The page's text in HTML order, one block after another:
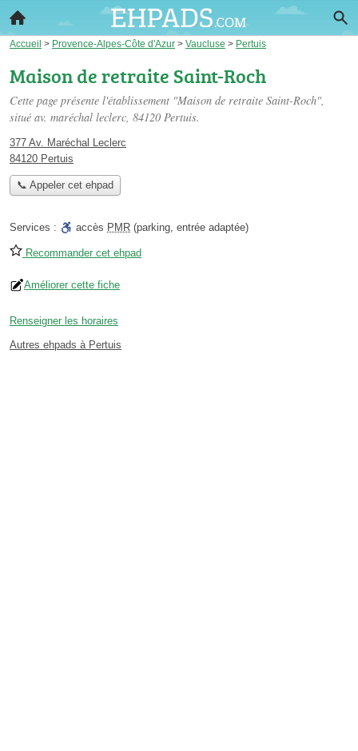
Accueil > Provence-Alpes-Côte d'Azur > Vaucluse > Pertuis
Maison de retraite Saint-Roch
Cette page présente l'établissement "Maison de retraite Saint-Roch",
situé av. maréchal leclerc, 84120 Pertuis.
377 Av. Maréchal Leclerc
84120 Pertuis
📞 Appeler cet ehpad
Services : accès PMR (parking, entrée adaptée)
Recommander cet ehpad
Améliorer cette fiche
Renseigner les horaires
Autres ehpads à Pertuis